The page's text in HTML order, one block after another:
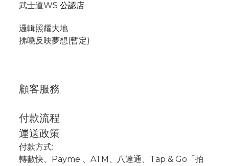
武士道WS 公認店
邏輯照耀大地
拂曉反映夢想(暫定)
顧客服務
付款流程
運送政策
付款方式:
轉數快、Payme 、 ATM 、
八達通、Tap & Go「拍